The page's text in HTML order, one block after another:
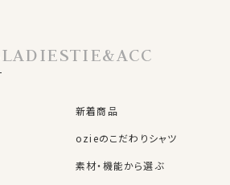
LADIESTIE&ACC
新着商品
ozieのこだわりシャツ
素材・機能から選ぶ